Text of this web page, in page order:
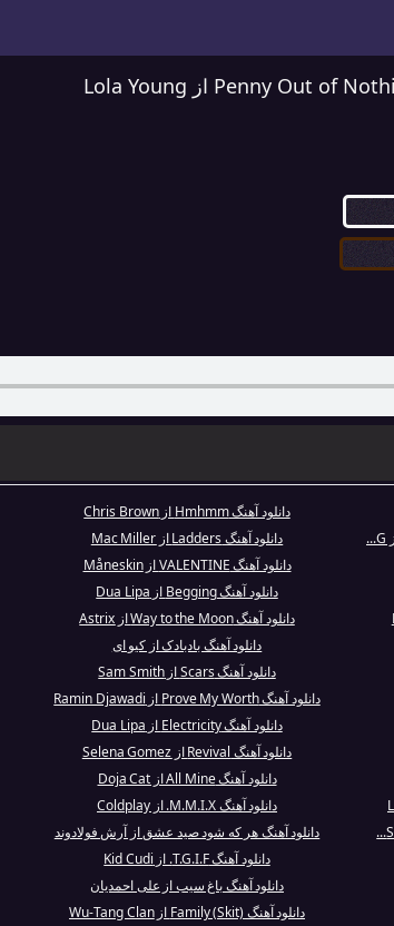
دانلود آهنگ Hmhmm از Chris Brown
دانلود آهنگ Ladders از Mac Miller
دانلود آهنگ VALENTINE از Måneskin
دانلود آهنگ Begging از Dua Lipa
دانلود آهنگ Way to the Moon از Astrix
دانلود آهنگ بادبادک از کیو ای
دانلود آهنگ Scars از Sam Smith
دانلود آهنگ Prove My Worth از Ramin Djawadi
دانلود آهنگ Electricity از Dua Lipa
دانلود آهنگ Revival از Selena Gomez
دانلود آهنگ All Mine از Doja Cat
دانلود آهنگ M.M.I.X. از Coldplay
دانلود آهنگ هر که شود صید عشق از آرش فولادوند
دانلود آهنگ T.G.I.F. از Kid Cudi
دانلود آهنگ باغ سیب از علی احمدیان
دانلود آهنگ Family (Skit) از Wu-Tang Clan